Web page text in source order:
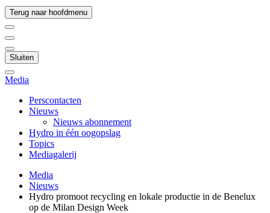
Terug naar hoofdmenu
Sluiten
Media
Perscontacten
Nieuws
Nieuws abonnement
Hydro in één oogopslag
Topics
Mediagalerij
Media
Nieuws
Hydro promoot recycling en lokale productie in de Benelux
op de Milan Design Week